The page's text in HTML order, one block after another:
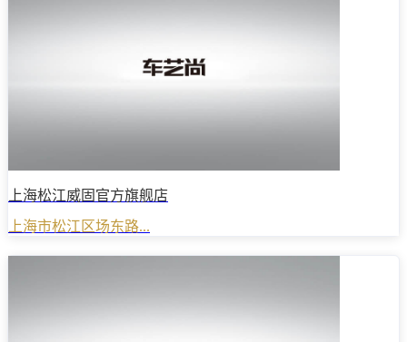
上海松江威固官方旗舰店
上海市松江区场东路...